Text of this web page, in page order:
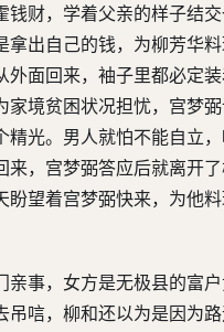
财，学着父亲的样子结
出自己的钱，为柳芳华
面回来，袖子里都必定
境贫困状况担忧，宫梦
光。男人就怕不能自立
，宫梦弼答应后就离开
望着宫梦弼快来，为他
事，女方是无极县的富
唁，柳和还以为是因为